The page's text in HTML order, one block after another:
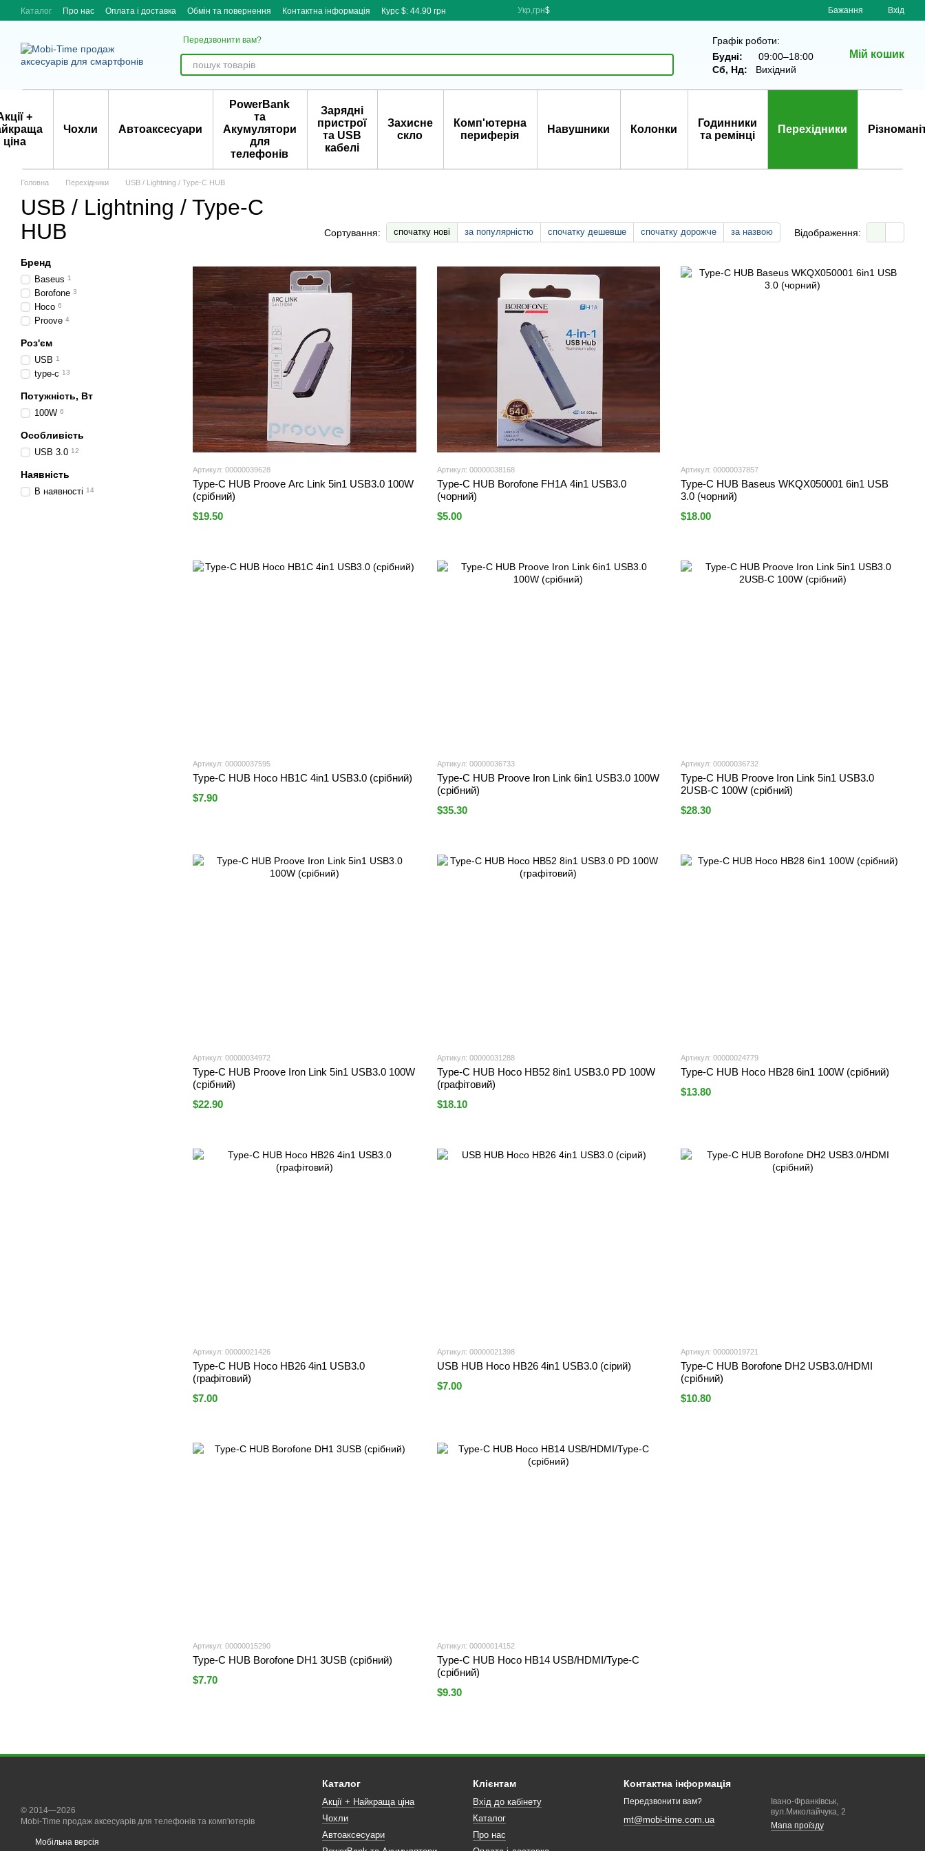
Skip to main content
Каталог Про нас Оплата і доставка Обмін та повернення Контактна інформація Курс $: 44.90 грн Укр,грн$ Бажання Вхід
Передзвонити вам?
Графік роботи:
Будні:
09:00–18:00
Сб, Нд:
Вихідний
Мій кошик
+
ціна
Чохли Автоаксесуари
PowerBank
та
Акумулятори
для
телефонів
Зарядні
пристрої
та USB
кабелі
Захисне
скло
Комп'ютерна
периферія
Навушники Колонки
Годинники
та ремінці
Перехідники
Головна Перехідники USB / Lightning / Type-C HUB
USB / Lightning / Type-C
HUB
Сортування: спочатку нові за популярністю спочатку дешевше спочатку дорожче за назвою Відображення:
Артикул: 00000039628
Type-C HUB Proove Arc Link 5in1 USB3.0 100W
(срібний)
$19.50
Артикул: 00000038168
Type-C HUB Borofone FH1A 4in1 USB3.0
(чорний)
$5.00
Артикул: 00000037857
Type-C HUB Baseus WKQX050001 6in1 USB
3.0 (чорний)
$18.00
Артикул: 00000037595
Type-C HUB Hoco HB1C 4in1 USB3.0 (срібний)
$7.90
Артикул: 00000036733
Type-C HUB Proove Iron Link 6in1 USB3.0 100W
(срібний)
$35.30
Артикул: 00000036732
Type-C HUB Proove Iron Link 5in1 USB3.0
2USB-C 100W (срібний)
$28.30
Артикул: 00000034972
Type-C HUB Proove Iron Link 5in1 USB3.0 100W
(срібний)
$22.90
Артикул: 00000031288
Type-C HUB Hoco HB52 8in1 USB3.0 PD 100W
(графітовий)
$18.10
Артикул: 00000024779
Type-C HUB Hoco HB28 6in1 100W (срібний)
$13.80
Артикул: 00000021426
Type-C HUB Hoco HB26 4in1 USB3.0
(графітовий)
$7.00
Артикул: 00000021398
USB HUB Hoco HB26 4in1 USB3.0 (сірий)
$7.00
Артикул: 00000019721
Type-C HUB Borofone DH2 USB3.0/HDMI
(срібний)
$10.80
Артикул: 00000015290
Type-C HUB Borofone DH1 3USB (срібний)
$7.70
Артикул: 00000014152
Type-C HUB Hoco HB14 USB/HDMI/Type-C
(срібний)
$9.30
Бренд
Baseus 1
Borofone 3
Hoco 6
Proove 4
Роз'єм
USB 1
type-c 13
Потужність, Вт
100W 6
Особливість
USB 3.0 12
Наявність
В наявності 14
© 2014—2026
Mobi-Time продаж аксесуарів для телефонів та комп'ютерів
Мобільна версія
Каталог
Акції + Найкраща ціна
Чохли
Автоаксесуари
Клієнтам
Вхід до кабінету
Каталог
Про нас
Контактна інформація
Передзвонити вам?
mt@mobi-time.com.ua
Івано-Франківськ,
вул.Миколайчука, 2
Мапа проїзду